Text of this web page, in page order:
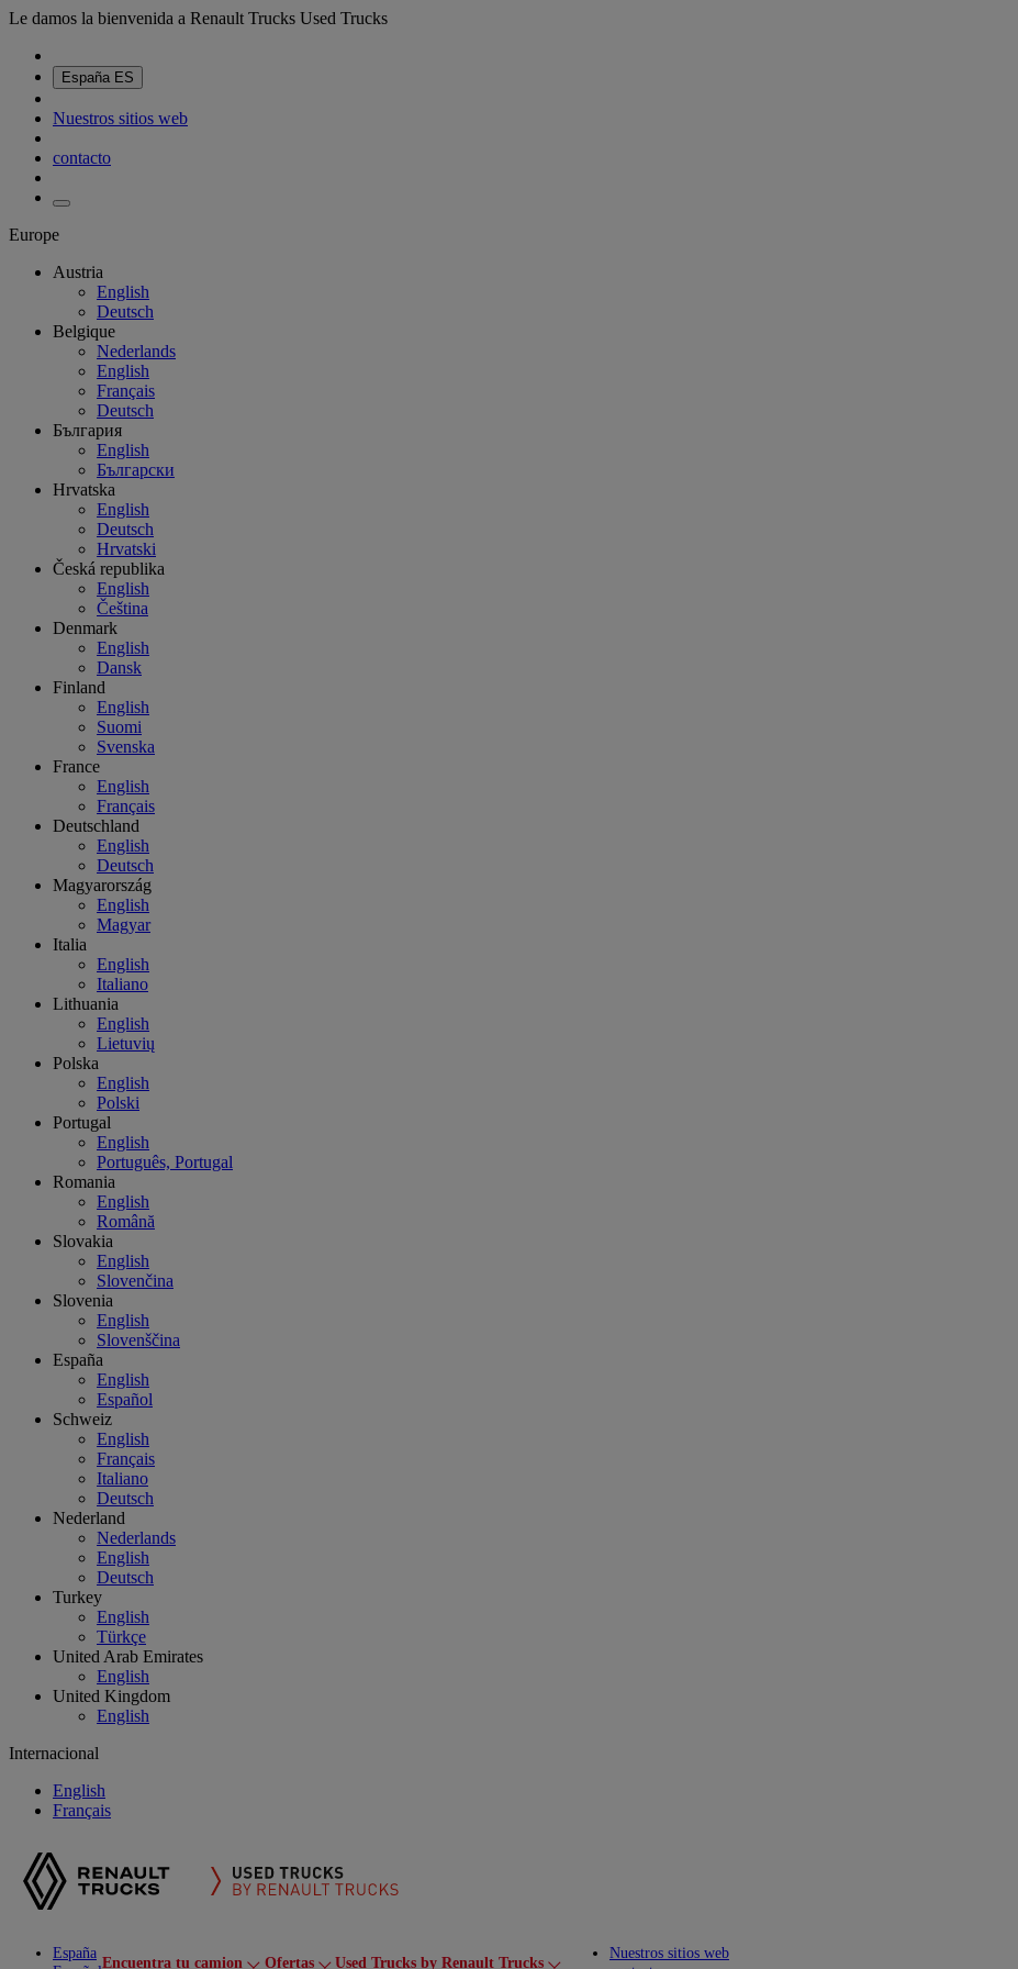
Le damos la bienvenida a Renault Trucks Used Trucks
España ES
Nuestros sitios web
contacto
Europe
Austria
English
Deutsch
Belgique
Nederlands
English
Français
Deutsch
България
English
Български
Hrvatska
English
Deutsch
Hrvatski
Česká republika
English
Čeština
Denmark
English
Dansk
Finland
English
Suomi
Svenska
France
English
Français
Deutschland
English
Deutsch
Magyarország
English
Magyar
Italia
English
Italiano
Lithuania
English
Lietuvių
Polska
English
Polski
Portugal
English
Português, Portugal
Romania
English
Română
Slovakia
English
Slovenčina
Slovenia
English
Slovenščina
España
English
Español
Schweiz
English
Français
Italiano
Deutsch
Nederland
Nederlands
English
Deutsch
Turkey
English
Türkçe
United Arab Emirates
English
United Kingdom
English
Internacional
English
Français
España
Encuentra tu camion Ofertas Used Trucks by Renault Trucks
Nuestros sitios web